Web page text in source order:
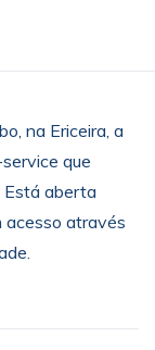
na Ericeira, a
que
Está aberta
acesso através